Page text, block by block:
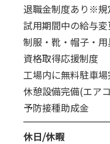
退職金制度あり※規
試用期間中の給与変
制服・靴・帽子・
資格取得応援制度
工場内に無料駐車
休憩設備完備(エア
予防接種助成金
休日/休暇